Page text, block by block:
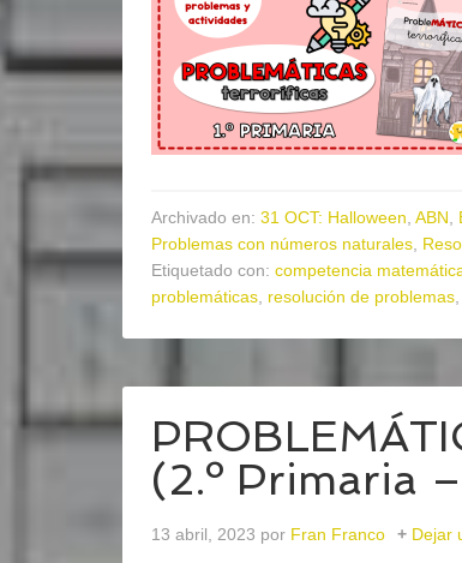
Archivado en: 31 OCT: Halloween ABN
Problemas con números naturales
Etiquetado con: competencia
problemáticas resolución de problemas
(2.º Primaria
13 abril, 2023 por Fran Franco Dejar